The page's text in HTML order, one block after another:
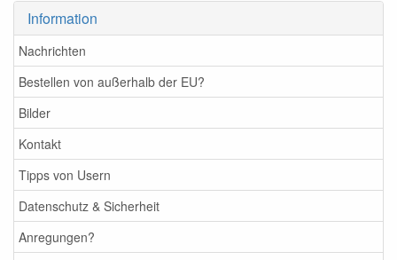
Information
Nachrichten
Bestellen von außerhalb der EU?
Bilder
Kontakt
Tipps von Usern
Datenschutz & Sicherheit
Anregungen?